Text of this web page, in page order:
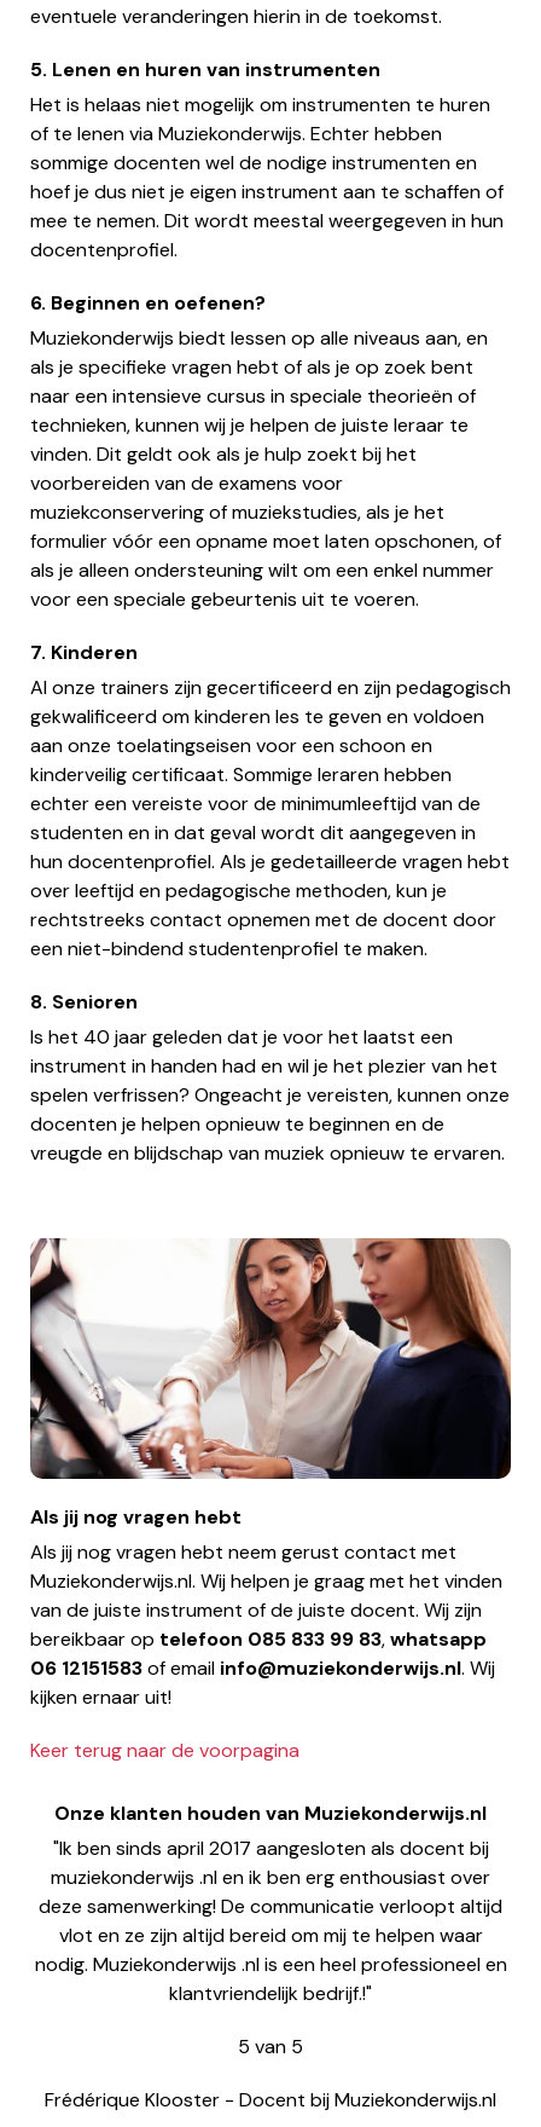
eventuele veranderingen hierin in de toekomst.
5. Lenen en huren van instrumenten
Het is helaas niet mogelijk om instrumenten te huren
of te lenen via Muziekonderwijs. Echter hebben
sommige docenten wel de nodige instrumenten en
hoef je dus niet je eigen instrument aan te schaffen of
mee te nemen. Dit wordt meestal weergegeven in hun
docentenprofiel.
6. Beginnen en oefenen?
Muziekonderwijs biedt lessen op alle niveaus aan, en
als je specifieke vragen hebt of als je op zoek bent
naar een intensieve cursus in speciale theorieën of
technieken, kunnen wij je helpen de juiste leraar te
vinden. Dit geldt ook als je hulp zoekt bij het
voorbereiden van de examens voor
muziekconservering of muziekstudies, als je het
formulier vóór een opname moet laten opschonen, of
als je alleen ondersteuning wilt om een enkel nummer
voor een speciale gebeurtenis uit te voeren.
7. Kinderen
Al onze trainers zijn gecertificeerd en zijn pedagogisch
gekwalificeerd om kinderen les te geven en voldoen
aan onze toelatingseisen voor een schoon en
kinderveilig certificaat. Sommige leraren hebben
echter een vereiste voor de minimumleeftijd van de
studenten en in dat geval wordt dit aangegeven in
hun docentenprofiel. Als je gedetailleerde vragen hebt
over leeftijd en pedagogische methoden, kun je
rechtstreeks contact opnemen met de docent door
een niet-bindend studentenprofiel te maken.
8. Senioren
Is het 40 jaar geleden dat je voor het laatst een
instrument in handen had en wil je het plezier van het
spelen verfrissen? Ongeacht je vereisten, kunnen onze
docenten je helpen opnieuw te beginnen en de
vreugde en blijdschap van muziek opnieuw te ervaren.
Als jij nog vragen hebt
Als jij nog vragen hebt neem gerust contact met
Muziekonderwijs.nl. Wij helpen je graag met het vinden
van de juiste instrument of de juiste docent. Wij zijn
bereikbaar op telefoon 085 833 99 83,whatsapp
06 12151583of email info@muziekonderwijs.nl. Wij
kijken ernaar uit!
Keer terug naar de voorpagina
Onze klanten houden van Muziekonderwijs.nl
"Ik ben sinds april 2017 aangesloten als docent bij
muziekonderwijs .nl en ik ben erg enthousiast over
deze samenwerking! De communicatie verloopt altijd
vlot en ze zijn altijd bereid om mij te helpen waar
nodig. Muziekonderwijs .nl is een heel professioneel en
klantvriendelijk bedrijf.!"
5 van 5
Frédérique Klooster - Docent bij Muziekonderwijs.nl